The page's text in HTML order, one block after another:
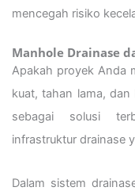
mencegah risiko
Manhole Drainase
Apakah proyek Anda
kuat, tahan lama, dan
sebagai solusi
infrastruktur drainase
Dalam sistem